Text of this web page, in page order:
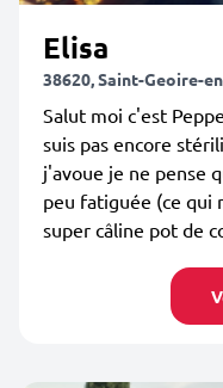
Elisa
38620, Saint-Geoire-
Salut moi c'est
suis pas encore
j'avoue je ne pense
peu fatiguée (ce qui
super câline pot de